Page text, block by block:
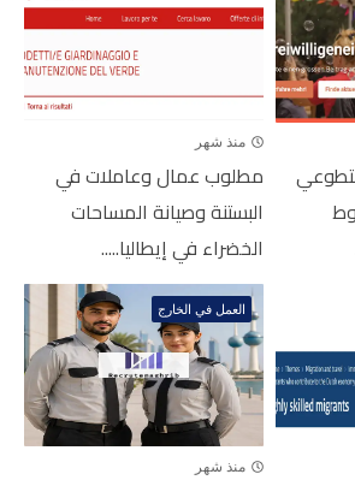
منذ شهر
مطلوب عمال وعاملات في
البستنة وصيانة المساحات
الخضراء في إيطاليا.....
العمل في الخارج
منذ شهر